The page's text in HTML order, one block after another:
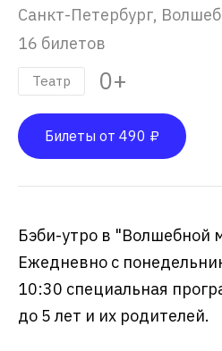
Санкт-Петербург,
16 билетов
Театр 0+
Билеты от 490 ₽
Бэби-утро в "Волшебной
Ежедневно с
10:30 специальная
до 5 лет и их родителей.